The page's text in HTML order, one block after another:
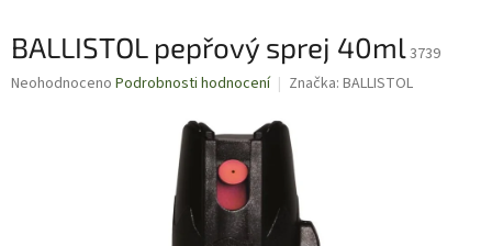
BALLISTOL pepřový sprej 40ml3739
Průměrné
Neohodnoceno Podrobnosti hodnocení Značka: BALLISTOL